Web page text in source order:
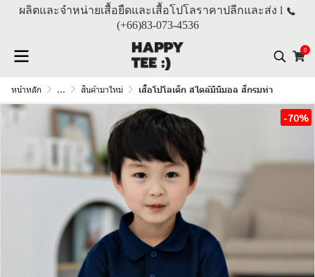
ผลิตและจำหน่ายเสื้อยืดและเสื้อโปโลราคาปลีกและส่ง l
(+66)83-073-4536
0
หน้าหลัก ... สินค้ามาใหม่ เสื้อโปโลเด็ก สไตล์มินิมอล สีกรมท่า
-70%